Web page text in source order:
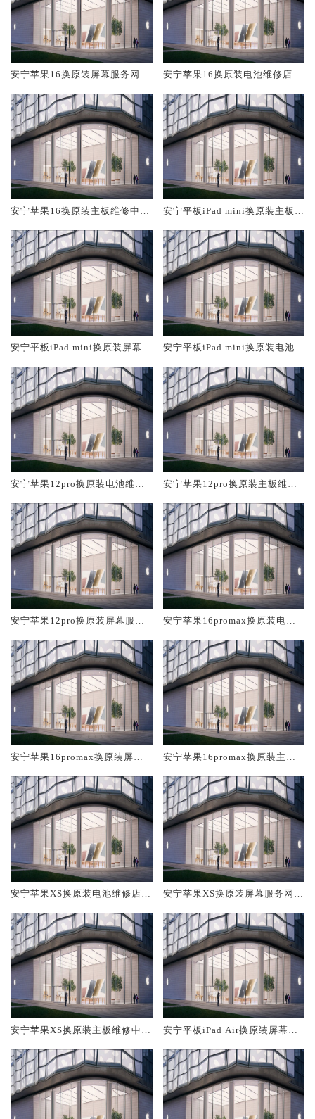
安宁苹果16换原装屏幕服务网点
安宁苹果16换原装电池维修店大
安宁苹果16换原装主板维修中心
安宁平板iPad mini换原装主板维
安宁平板iPad mini换原装屏幕服
安宁平板iPad mini换原装电池维
安宁苹果12pro换原装电池维修
安宁苹果12pro换原装主板维修
安宁苹果12pro换原装屏幕服务
安宁苹果16promax换原装电池
安宁苹果16promax换原装屏幕
安宁苹果16promax换原装主板
安宁苹果XS换原装电池维修店大
安宁苹果XS换原装屏幕服务网点
安宁苹果XS换原装主板维修中心
安宁平板iPad Air换原装屏幕服